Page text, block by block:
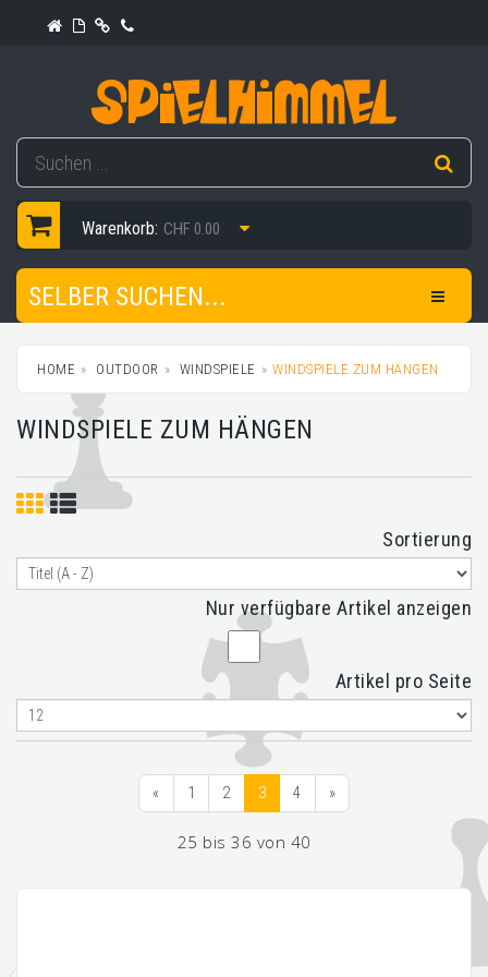
Warenkorb: CHF 0.00
SELBER SUCHEN...
HOME OUTDOOR WINDSPIELE WINDSPIELE ZUM HÄNGEN
WINDSPIELE ZUM HÄNGEN
Sortierung
Nur verfügbare Artikel anzeigen
Artikel pro Seite
« 1 2 3 4 »
25 bis 36 von 40